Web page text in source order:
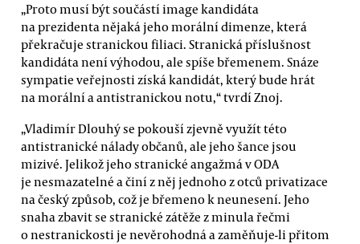
„Proto musí být součástí image kandidáta
na prezidenta nějaká jeho morální dimenze, která
překračuje stranickou filiaci. Stranická příslušnost
kandidáta není výhodou, ale spíše břemenem. Snáze
sympatie veřejnosti získá kandidát, který bude hrát
na morální a antistranickou notu,“ tvrdí Znoj.
„Vladimír Dlouhý se pokouší zjevně využít této
antistranické nálady občanů, ale jeho šance jsou
mizivé. Jelikož jeho stranické angažmá v ODA
je nesmazatelné a činí z něj jednoho z otců privatizace
na český způsob, což je břemeno k neunesení. Jeho
snaha zbavit se stranické zátěže z minula řečmi
o nestranickosti je nevěrohodná a zaměňuje-li přitom